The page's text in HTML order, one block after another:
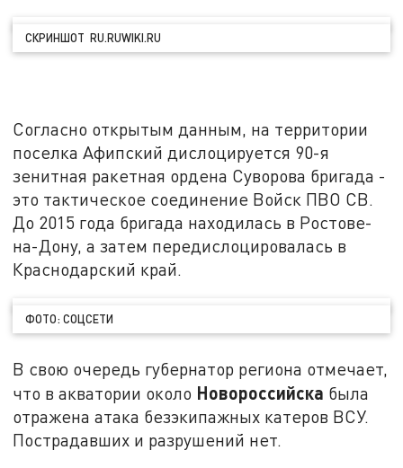
СКРИНШОТ RU.RUWIKI.RU
Согласно открытым данным, на территории
поселка Афипский дислоцируется 90-я
зенитная ракетная ордена Суворова бригада -
это тактическое соединение Войск ПВО СВ.
До 2015 года бригада находилась в Ростове-
на-Дону, а затем передислоцировалась в
Краснодарский край.
ФОТО: СОЦСЕТИ
В свою очередь губернатор региона отмечает,
что в акватории около Новороссийска была
отражена атака безэкипажных катеров ВСУ.
Пострадавших и разрушений нет.